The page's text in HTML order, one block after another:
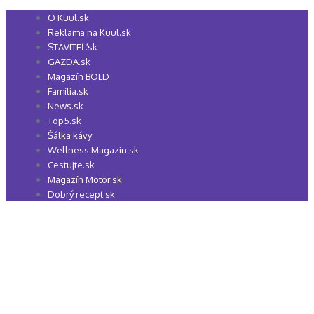
Preskočiť
O Kuul.sk
Reklama na Kuul.sk
STAVITEĽ.sk
GAZDA.sk
Magazín BOLD
Família.sk
News.sk
Top5.sk
Šálka kávy
Wellness Magazin.sk
Cestujte.sk
Magazín Motor.sk
Dobrý recept.sk